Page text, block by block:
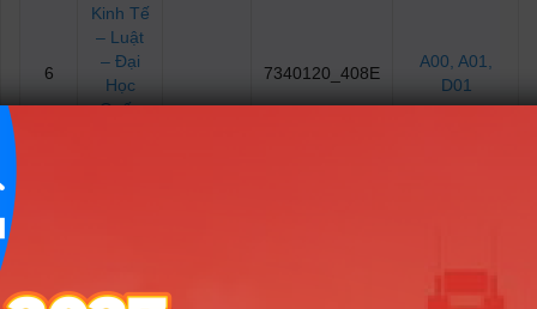
6
Kinh Tế
– Luật
– Đại
Học
Quốc
7340120_408E
A00 , A01
D01
Học
A00, A01
D01